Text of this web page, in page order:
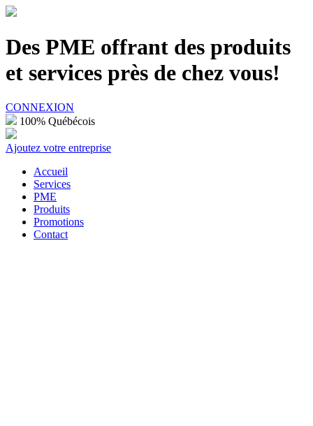
Des PME offrant des produits
et services près de chez vous!
CONNEXION
100% Québécois
Ajoutez votre entreprise
Accueil
Services
PME
Produits
Promotions
Contact